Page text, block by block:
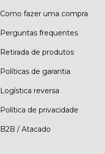
Como fazer uma compra
Perguntas frequentes
Retirada de produtos
Políticas de garantia
Logística reversa
Política de privacidade
B2B / Atacado